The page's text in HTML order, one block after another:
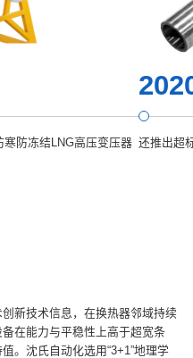
寒防冻结LNG高压变压器 还推出超
新技术信息，在换热器邻域持续
在能力与平稳性上高于超宽条
。沈氏自动化选用“3+1”地理学